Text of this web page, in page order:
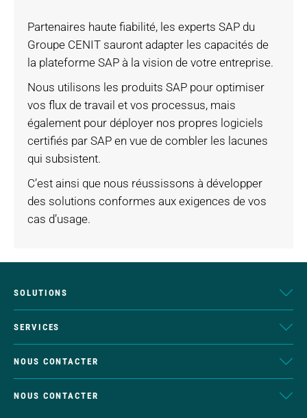
Partenaires haute fiabilité, les experts SAP du
Groupe CENIT sauront adapter les capacités de
la plateforme SAP à la vision de votre entreprise.
Nous utilisons les produits SAP pour optimiser
vos flux de travail et vos processus, mais
également pour déployer nos propres logiciels
certifiés par SAP en vue de combler les lacunes
qui subsistent.
C’est ainsi que nous réussissons à développer
des solutions conformes aux exigences de vos
cas d’usage.
SOLUTIONS
SERVICES
NOUS CONTACTER
NOUS CONTACTER